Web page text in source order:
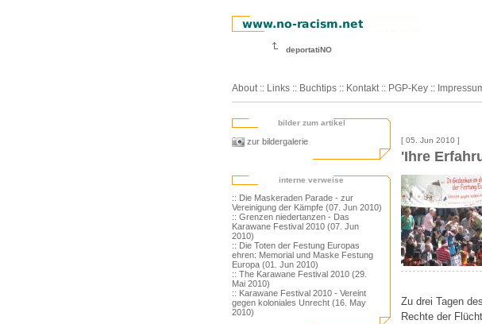
deportatiNO
About :: Links :: Buchtips :: Kontakt :: PGP-Key ::
bilder zum artikel
zur bildergalerie
interne verweise
:: Die Maskeraden Parade - zur
Vereinigung der Kämpfe (07. Jun 2010)
:: Grenzen niedertanzen - Das
Karawane Festival 2010 (07. Jun
2010)
:: Die Toten der Festung Europas
ehren: Memorial und Maske Festung
Europa (01. Jun 2010)
:: The Karawane Festival 2010 (29.
Mai 2010)
:: Karawane Festival 2010 - Vereint
gegen koloniales Unrecht (16. May
2010)
[ 05. Jun 2010 ]
'Ihre
Zu drei Tagen
Rechte der